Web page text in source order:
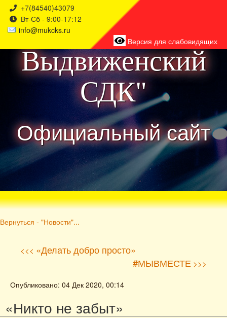
+7(84540)43079
Вт-Сб - 9:00-17:12
info@mukcks.ru
Версия для слабовидящих
района
Выдвиженский
СДК"
Официальный сайт
Вернуться - "Новости"...
<<< «Делать добро просто»
#МЫВМЕСТЕ >>>
Опубликовано: 04 Дек 2020, 00:14
«Никто не забыт»